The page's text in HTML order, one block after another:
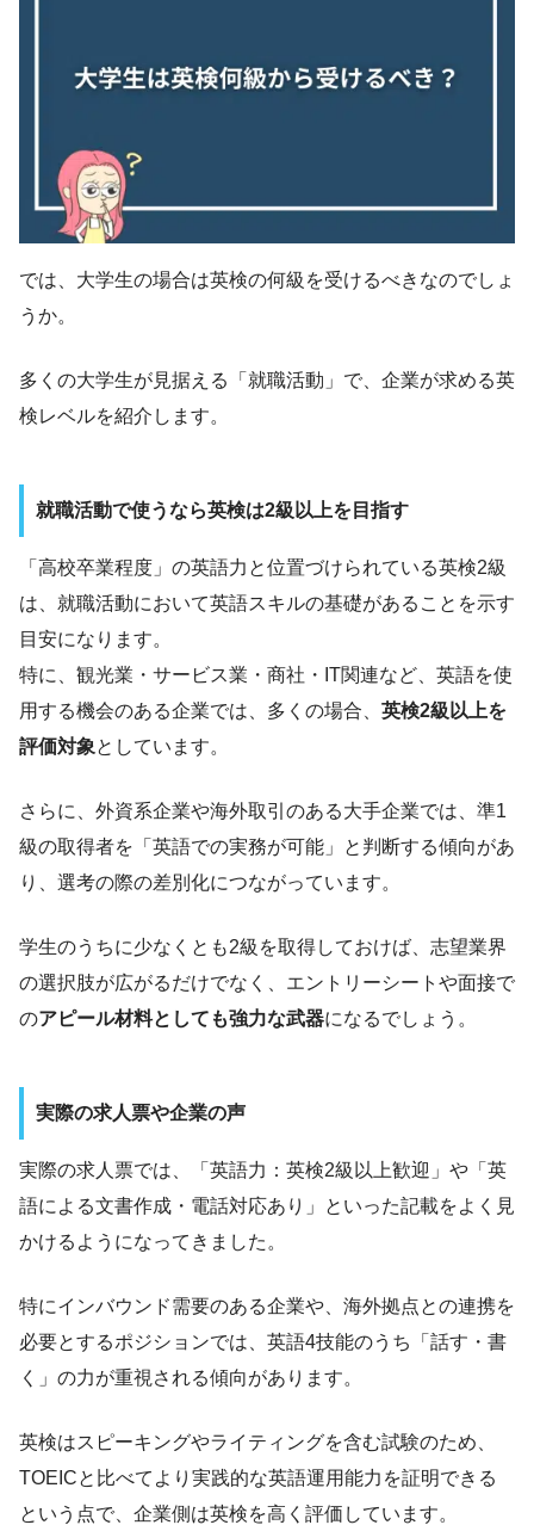
では、大学生の場合は英検の何級を受けるべきなのでしょ
うか。
多くの大学生が見据える「就職活動」で、企業が求める英
検レベルを紹介します。
就職活動で使うなら英検は2級以上を目指す
「高校卒業程度」の英語力と位置づけられている英検2級
は、就職活動において英語スキルの基礎があることを示す
目安になります。
特に、観光業・サービス業・商社・IT関連など、英語を使
用する機会のある企業では、多くの場合、 英検2級以上を
評価対象としています。
さらに、外資系企業や海外取引のある大手企業では、準1
級の取得者を「英語での実務が可能」と判断する傾向があ
り、選考の際の差別化につながっています。
学生のうちに少なくとも2級を取得しておけば、志望業界
の選択肢が広がるだけでなく、エントリーシートや面接で
のアピール材料としても強力な武器になるでしょう。
実際の求人票や企業の声
実際の求人票では、「英語力：英検2級以上歓迎」や「英
語による文書作成・電話対応あり」といった記載をよく見
かけるようになってきました。
特にインバウンド需要のある企業や、海外拠点との連携を
必要とするポジションでは、英語4技能のうち「話す・書
く」の力が重視される傾向があります。
英検はスピーキングやライティングを含む試験のため、
TOEICと比べてより実践的な英語運用能力を証明できる
という点で、企業側は英検を高く評価しています。